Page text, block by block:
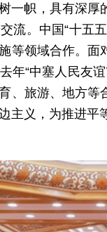
一帜，具有深
流。中国“十五
等领域合作。
年“中塞人民友
、旅游、地方
主义，为推进